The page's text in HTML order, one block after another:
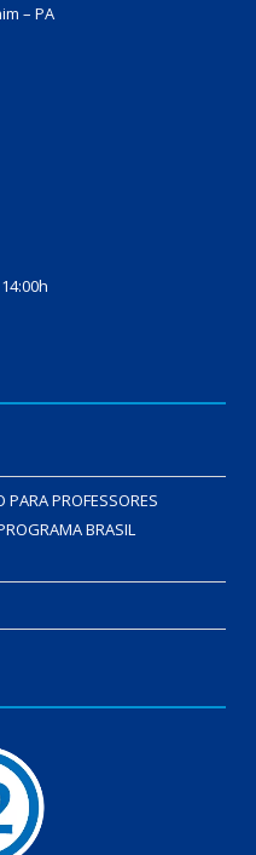
– PA
PARA PROFESSORES
BRASIL